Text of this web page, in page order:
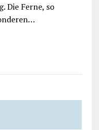
Die Ferne, so